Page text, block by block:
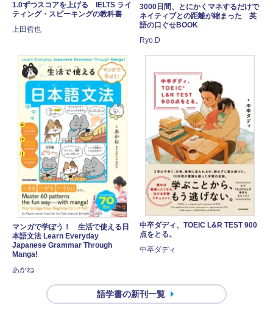
1.0ずつスコアを上げる IELTS ライ
ティング・スピーキングの教科書
上田哲也
3000日間、とにかくマネするだけで
ネイティブとの距離が縮まった 英
語の口ぐせBOOK
Ryo.D
マンガで学ぼう！ 生活で使える日
本語文法 Learn Everyday
Japanese Grammar Through
Manga!
あかね
中卒ダディ、TOEIC L&R TEST 900
点をとる。
中卒ダディ
語学書の新刊一覧